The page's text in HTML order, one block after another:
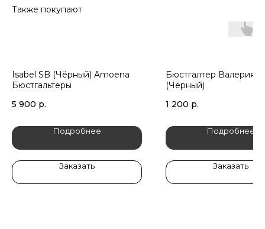
Также покупают
Isabel SB (Чёрный) Amoena
Бюстгальтеры
5 900 р.
Подробнее
Заказать
Бюстгалтер Валерия
(Чёрный)
1 200 р.
Подробнее
Заказать